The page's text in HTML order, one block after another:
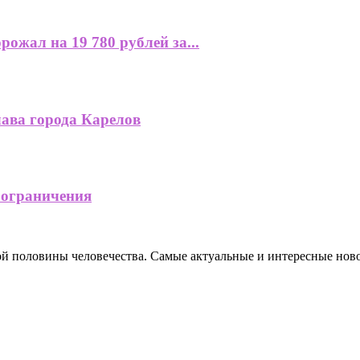
на 19 780 рублей за...
города Карелов
половины человечества. Самые актуальные и интересные